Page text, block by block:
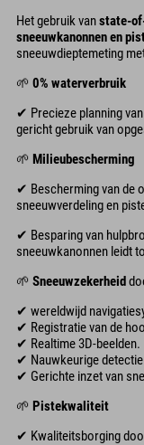
Het gebruik vanstate-
sneeuwkanonnen en
sneeuwdieptemeting
🌱 0% waterverbruik
✔ Precieze planning
gericht gebruik van
🌱 Milieubescherming
✔ Bescherming van de
sneeuwverdeling en
✔ Besparing van
sneeuwkanonnen leidt
🌱 Sneeuwzekerheid
✔ wereldwijd
✔ Registratie van de
✔ Realtime 3D-beelden.
✔ Nauwkeurige
✔ Gerichte inzet van
🌱 Pistekwaliteit
✔ Kwaliteitsborging